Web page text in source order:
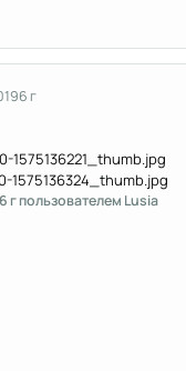
6 г
6 гпользователем Lusia